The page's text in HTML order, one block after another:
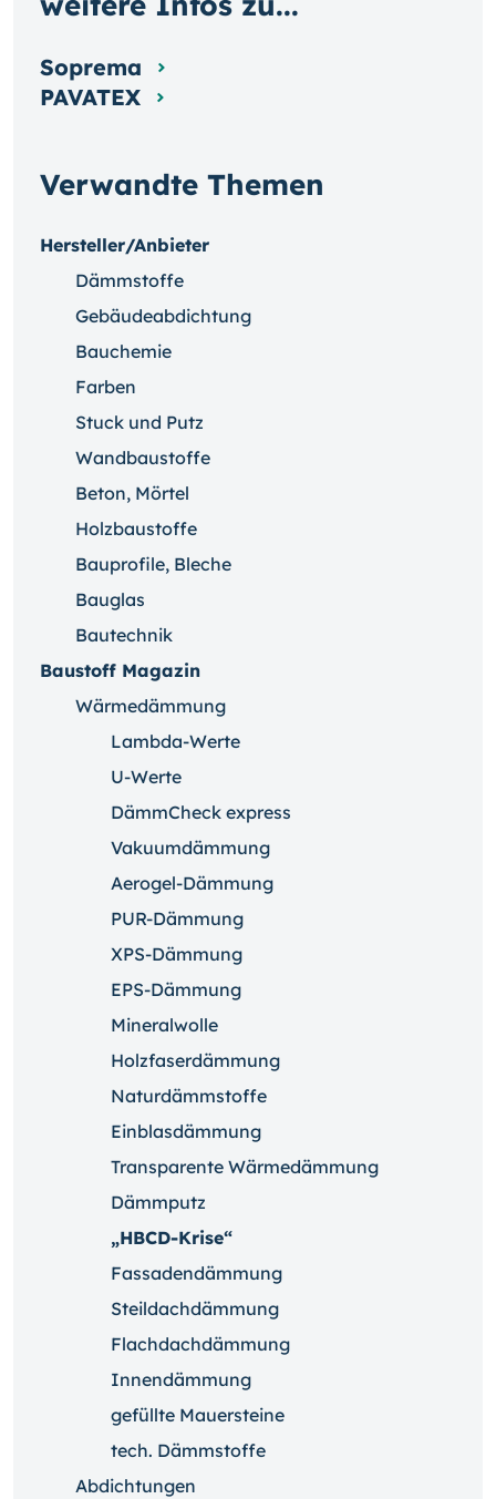
Verwandte Themen
Hersteller/Anbieter
Dämmstoffe
Gebäudeabdichtung
Bauchemie
Farben
Stuck und Putz
Wandbaustoffe
Beton, Mörtel
Holzbaustoffe
Bauprofile, Bleche
Bauglas
Bautechnik
Baustoff Magazin
Wärmedämmung
Lambda-Werte
U-Werte
DämmCheck express
Vakuumdämmung
Aerogel-Dämmung
PUR-Dämmung
XPS-Dämmung
EPS-Dämmung
Mineralwolle
Holzfaserdämmung
Naturdämmstoffe
Einblasdämmung
Transparente Wärmedämmung
Dämmputz
„HBCD-Krise“
Fassadendämmung
Steildachdämmung
Flachdachdämmung
Innendämmung
gefüllte Mauersteine
tech. Dämmstoffe
Abdichtungen
Soprema
PAVATEX